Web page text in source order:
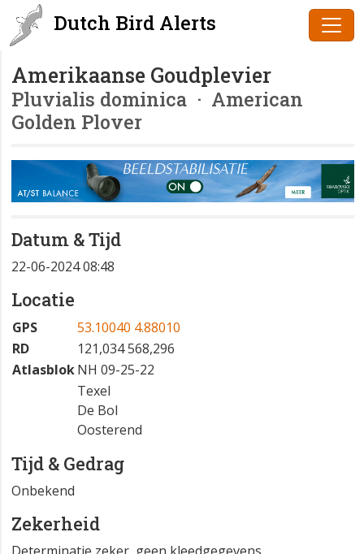
Dutch Bird Alerts
Amerikaanse Goudplevier
Pluvialis dominica · American
Golden Plover
Datum & Tijd
22-06-2024 08:48
Locatie
GPS
53.10040 4.88010
RD
121,034 568,296
AtlasblokNH 09-25-22
Texel
De Bol
Oosterend
Tijd & Gedrag
Onbekend
Zekerheid